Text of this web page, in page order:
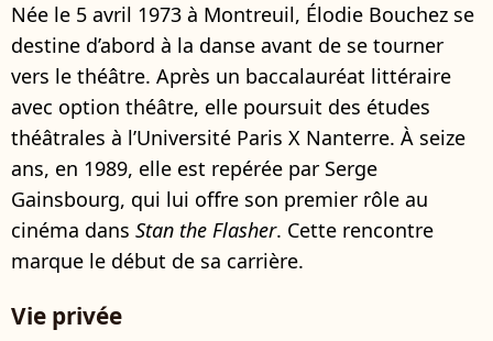
Née le 5 avril 1973 à Montreuil, Élodie Bouchez se
destine d’abord à la danse avant de se tourner
vers le théâtre. Après un baccalauréat littéraire
avec option théâtre, elle poursuit des études
théâtrales à l’Université Paris X Nanterre. À seize
ans, en 1989, elle est repérée par Serge
Gainsbourg, qui lui offre son premier rôle au
cinéma dans Stan the Flasher. Cette rencontre
marque le début de sa carrière.
Vie privée